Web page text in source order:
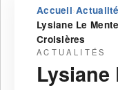
Accueil›
Lysiane Le
Croisières
ACTUALITÉS
Lysiane